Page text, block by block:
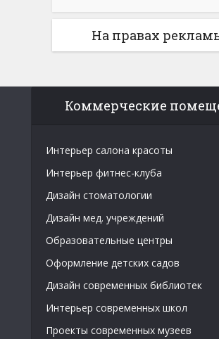
На правах
Коммерческие
Интерьер салона красоты
Интерьер фитнес-клуба
Дизайн стоматологии
Дизайн мед. учреждений
Образовательные центры
Оформление детских садов
Дизайн современных библиотек
Интерьер современных школ
Проекты современных музеев